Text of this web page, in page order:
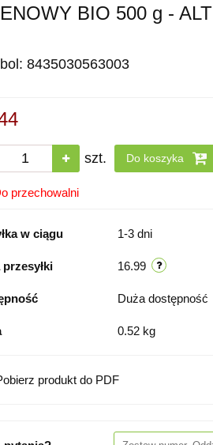
BIO 500 g -
8435030563003
szt. Do koszyka
przechowalni
w ciągu 1-3 dni
przesyłki 16.99
Duża dostępność
0.52 kg
produkt do PDF